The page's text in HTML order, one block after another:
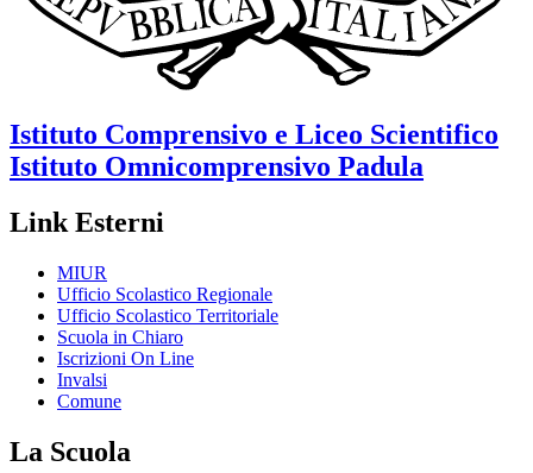
Istituto Comprensivo e Liceo Scientifico
Istituto Omnicomprensivo Padula
Link Esterni
MIUR
Ufficio Scolastico Regionale
Ufficio Scolastico Territoriale
Scuola in Chiaro
Iscrizioni On Line
Invalsi
Comune
La Scuola